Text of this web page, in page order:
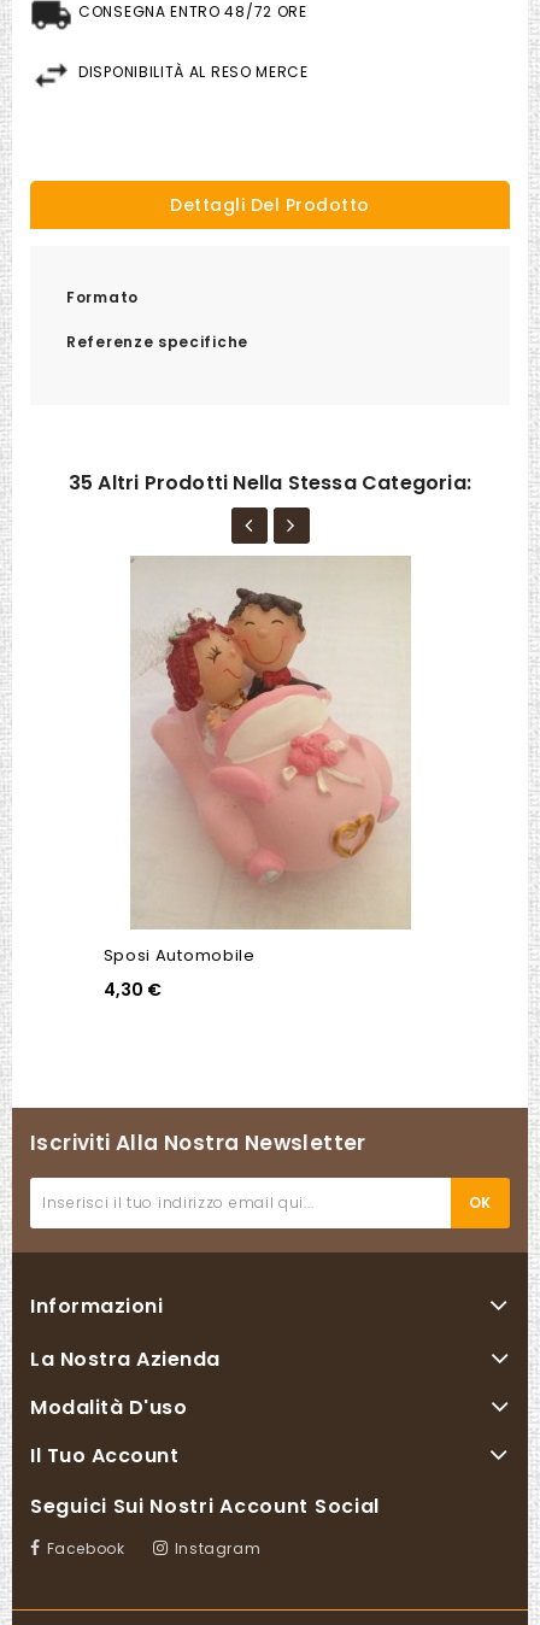
CONSEGNA ENTRO 48/72 ORE
DISPONIBILITÀ AL RESO MERCE
Dettagli Del Prodotto
Formato
Referenze specifiche
35 Altri Prodotti Nella Stessa Categoria:
Sposi Automobile
4,30 €
Iscriviti Alla Nostra Newsletter
Informazioni
La Nostra Azienda
Modalità D'uso
Il Tuo Account
Seguici Sui Nostri Account Social
Facebook Instagram